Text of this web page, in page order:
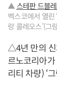
▲스테판 드블
벡스코에서 열린
랑 콜레오스’(그
△4년 만의 신
르노코리아
리티 차량) ‘